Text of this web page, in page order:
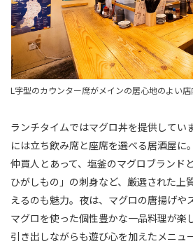
L字型のカウンター席がメインの居心地のよい店
ランチタイムではマグロ丼を提供してい
には立ち飲み席と座席を選べる居酒屋に
仲買人とあって、塩釜のマグロブランド
ひがしもの」の刺身など、厳選された上
えるのも魅力。夜は、マグロの唐揚げや
マグロを使った個性豊かな一品料理が楽
引き出しながらも遊び心を加えたメニュ